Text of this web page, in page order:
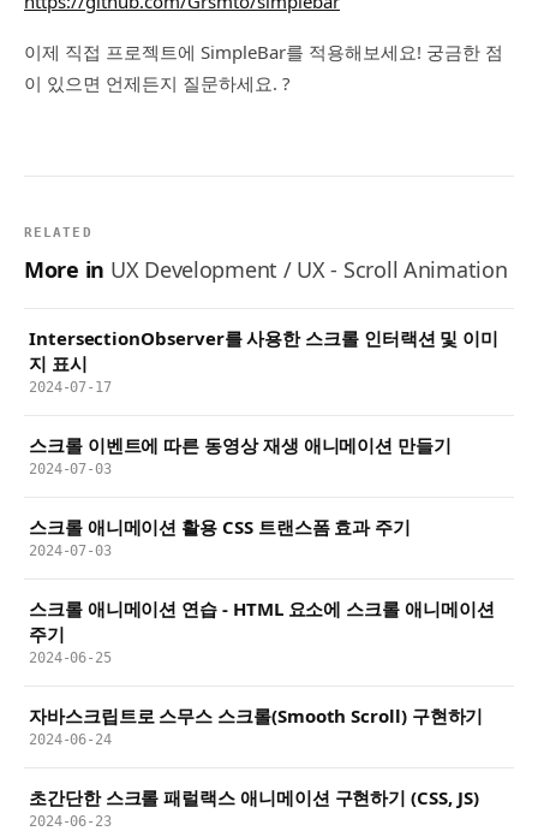
이제 직접 프로젝트에 SimpleBar를 적용해보세요! 궁금한 점
이 있으면 언제든지 질문하세요. ?
RELATED
More in UX Development / UX - Scroll Animation
IntersectionObserver를 사용한 스크롤 인터랙션 및 이미
지 표시
2024-07-17
스크롤 이벤트에 따른 동영상 재생 애니메이션 만들기
2024-07-03
스크롤 애니메이션 활용 CSS 트랜스폼 효과 주기
2024-07-03
스크롤 애니메이션 연습 - HTML 요소에 스크롤 애니메이션
주기
2024-06-25
자바스크립트로 스무스 스크롤(Smooth Scroll) 구현하기
2024-06-24
초간단한 스크롤 패럴랙스 애니메이션 구현하기 (CSS, JS)
2024-06-23